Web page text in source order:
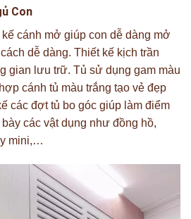
Con
cánh mở giúp con dễ dàng mở
dễ dàng. Thiết kế kịch trần
gian lưu trữ. Tủ sử dụng gam màu
cánh tủ màu trắng tạo vẻ đẹp
các đợt tủ bo góc giúp làm điểm
các vật dụng như đồng hồ,
mini,…